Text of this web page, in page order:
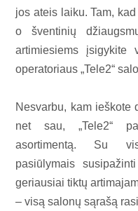
jos ateis laiku. Tam,
o šventinių
artimiesiems įsigykite
operatoriaus „Tele2“
Nesvarbu, kam ieškote
net sau, „Tele2“
asortimentą. Su
pasiūlymais
geriausiai tiktų
– visą salonų sąrašą